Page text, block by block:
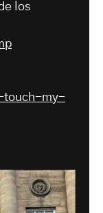
los
touch-my-